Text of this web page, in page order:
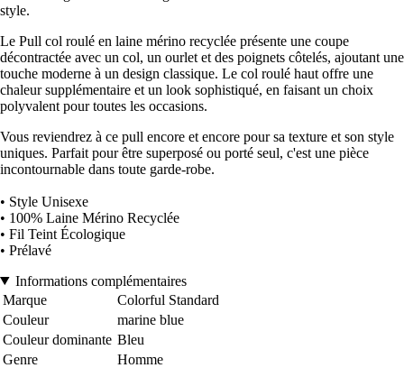
style.
Le Pull col roulé en laine mérino recyclée présente une coupe
décontractée avec un col, un ourlet et des poignets côtelés, ajoutant une
touche moderne à un design classique. Le col roulé haut offre une
chaleur supplémentaire et un look sophistiqué, en faisant un choix
polyvalent pour toutes les occasions.
Vous reviendrez à ce pull encore et encore pour sa texture et son style
uniques. Parfait pour être superposé ou porté seul, c'est une pièce
incontournable dans toute garde-robe.
• Style Unisexe
• 100% Laine Mérino Recyclée
• Fil Teint Écologique
• Prélavé
Informations complémentaires
Marque
Colorful Standard
Couleur
marine blue
Couleur dominante Bleu
Genre
Homme